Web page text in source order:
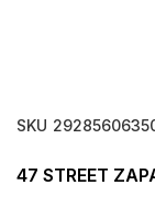
SKU
47 STREET